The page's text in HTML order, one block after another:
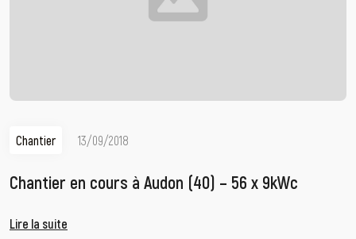
Chantier 13/09/2018
Chantier en cours à Audon (40) – 56 x 9kWc
Lire la suite